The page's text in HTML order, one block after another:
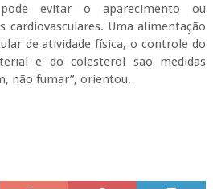
evitar o aparecimento ou
cardiovasculares. Uma alimentação
de atividade física, o controle do
e do colesterol são medidas
não fumar”, orientou.